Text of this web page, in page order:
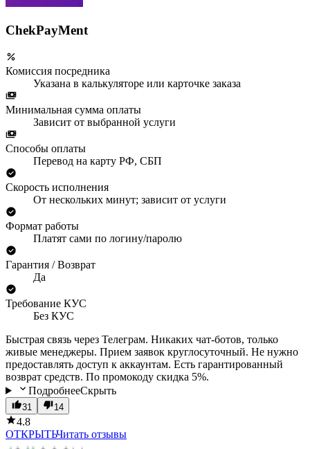
ChekPayMent
Комиссия посредника
Указана в калькуляторе или карточке заказа
Минимальная сумма оплаты
Зависит от выбранной услуги
Способы оплаты
Перевод на карту РФ, СБП
Скорость исполнения
От нескольких минут; зависит от услуги
Формат работы
Платят сами по логину/паролю
Гарантия / Возврат
Да
Требование КУС
Без КУС
Быстрая связь через Телеграм. Никаких чат-ботов, только
живые менеджеры. Прием заявок круглосуточный. Не нужно
предоставлять доступ к аккаунтам. Есть гарантированный
возврат средств. По промокоду скидка 5%.
ПодробнееСкрыть
31 14
4.8
ОТКРЫТЬЧитать отзывы